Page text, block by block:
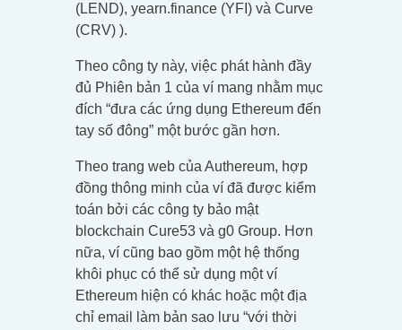
(LEND), yearn.finance (YFI) và Curve
(CRV) ).
Theo công ty này, việc phát hành đầy
đủ Phiên bản 1 của ví mang nhằm mục
đích “đưa các ứng dụng Ethereum đến
tay số đông” một bước gần hơn.
Theo trang web của Authereum, hợp
đồng thông minh của ví đã được kiểm
toán bởi các công ty bảo mật
blockchain Cure53 và g0 Group. Hơn
nữa, ví cũng bao gồm một hệ thống
khôi phục có thể sử dụng một ví
Ethereum hiện có khác hoặc một địa
chỉ email làm bản sao lưu “với thời